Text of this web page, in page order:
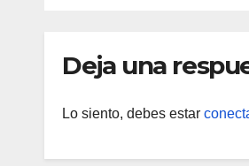
Deja una
Lo siento, debes estar